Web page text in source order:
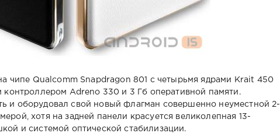
чипе Qualcomm Snapdragon 801 с четырьмя ядрами Krait 450
контроллером Adreno 330 и 3 Гб оперативной памяти.
и оборудовал свой новый флагман совершенно неуместной 2-
хотя на задней панели красуется великолепная 13-
и системой оптической стабилизации.